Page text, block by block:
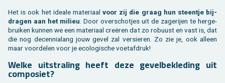
Het is ook het ide­a­le ma­te­ri­aal voor zij die graag hun steen­tje bij­
dra­gen aan het mi­li­eu. Door over­schot­jes uit de za­ge­rij­en te her­ge­
brui­ken kun­nen we een ma­te­ri­aal creëren dat zo ro­buust en vast is, dat
die nog de­cen­nia­lang jouw gevel zal ver­sie­ren. Zo zie je, ook al­leen
maar voor­de­len voor je eco­lo­gi­sche voet­af­druk!
Welke uit­stra­ling heeft deze ge­vel­be­kle­ding uit
com­po­siet?